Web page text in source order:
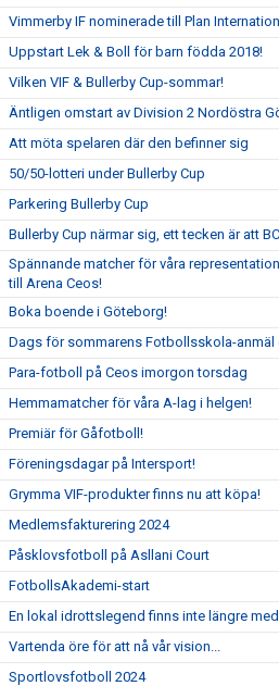
Vimmerby IF nominerade till Plan
Uppstart Lek & Boll för barn födda 2018!
Vilken VIF & Bullerby Cup-sommar!
Äntligen omstart av Division 2 Nordöstra
Att möta spelaren där den befinner sig
50/50-lotteri under Bullerby Cup
Parkering Bullerby Cup
Bullerby Cup närmar sig, ett tecken är att
Spännande matcher för våra
till Arena Ceos!
Boka boende i Göteborg!
Dags för sommarens Fotbollsskola-anmäl
Para-fotboll på Ceos imorgon torsdag
Hemmamatcher för våra A-lag i helgen!
Premiär för Gåfotboll!
Föreningsdagar på Intersport!
Grymma VIF-produkter finns nu att köpa!
Medlemsfakturering 2024
Påsklovsfotboll på Asllani Court
FotbollsAkademi-start
En lokal idrottslegend finns inte längre
Vartenda öre för att nå vår vision...
Sportlovsfotboll 2024